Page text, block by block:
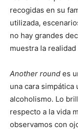
recogidas en su
utilizada,
no hay grandes
muestra la
Another round es
una cara simpática
alcoholismo. Lo
respecto a la vida
observamos con